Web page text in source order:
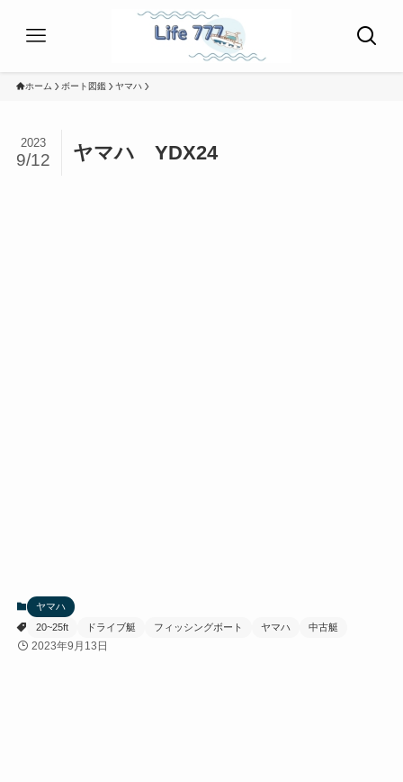
ホーム ボート図鑑 ヤマハ
ヤマハ YDX24
2023
9/12
ヤマハ
20~25ft
ドライブ艇 フィッシングボート ヤマハ 中古艇
2023年9月13日